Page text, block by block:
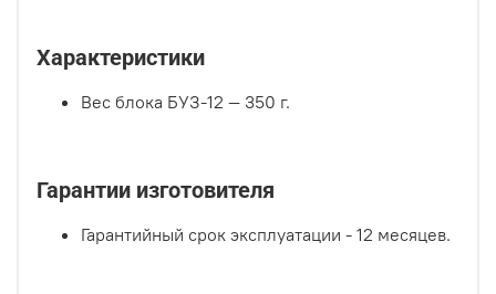
Характеристики
Вес блока БУЗ-12 — 350 г.
Гарантии изготовителя
Гарантийный срок эксплуатации - 12 месяцев.